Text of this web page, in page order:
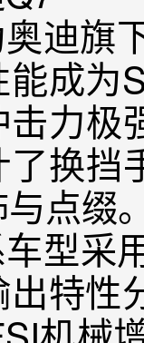
迪旗
能成
击力极
了换挡
点缀
型采
出特性